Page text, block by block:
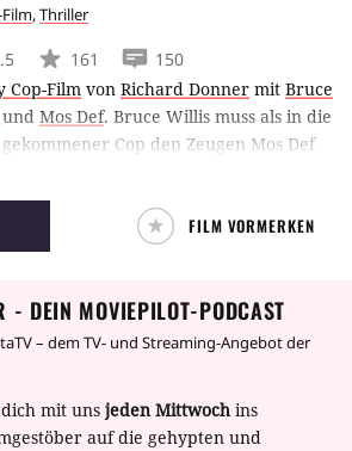
,Thriller
161
150
Cop-Film von Richard Donner mit Bruce
und Mos Def. Bruce Willis muss als in die
Cop den Zeugen Mos Def
gesagt als getan…
FILM VORMERKEN
- DEIN MOVIEPILOT-PODCAST
– dem TV- und Streaming-Angebot der
mit uns jeden Mittwoch ins
auf die gehypten und